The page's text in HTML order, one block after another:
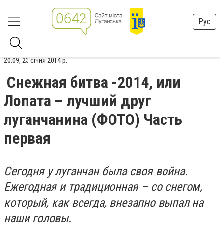
Рус
20:09, 23 січня 2014 р.
Снежная битва -2014, или
Лопата – лучший друг
луганчанина (ФОТО) Часть
первая
Сегодня у луганчан была своя война.
Ежегодная и традиционная – со снегом,
который, как всегда, внезапно выпал на
наши головы.